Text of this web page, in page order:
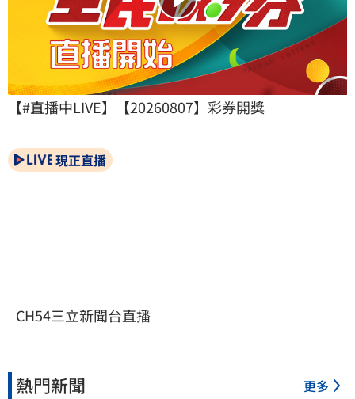
【#直播中LIVE】【20260807】彩券開獎
現正直播
CH54三立新聞台直播
熱門新聞 更多